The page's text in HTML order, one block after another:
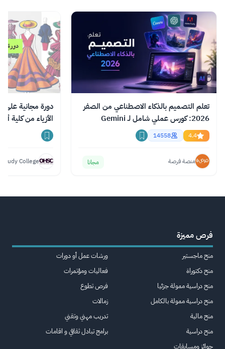
تعلم التصميم بالذكاء الاصطناعي من الصفر
2026: كورس عملي شامل لـ Gemini
وChatGPT وClaude
4.4
14558
منصة فرصة مجانا
دورة مجانية على
الأزياء من كلية
College
فرص مميزة
منح ماجستير
منح دكتوراة
منح دراسية ممولة جزئيا
منح دراسية ممولة بالكامل
منح مالية
منح دراسية
جوائز ومسابقات
ورشات عمل أو دورات
فعاليات ومؤتمرات
فرص تطوع
زمالات
تدريب مهني وتقني
برامج تبادل ثقافي و اقامات